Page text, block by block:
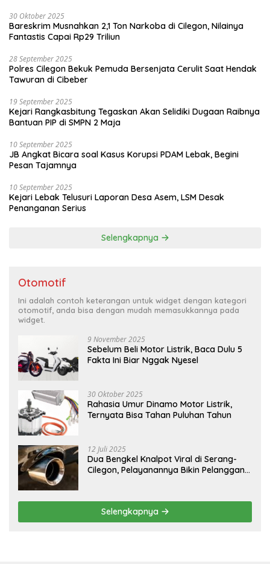
30 Oktober 2025
Bareskrim Musnahkan 2,1 Ton Narkoba di Cilegon, Nilainya
Fantastis Capai Rp29 Triliun
28 September 2025
Polres Cilegon Bekuk Pemuda Bersenjata Cerulit Saat Hendak
Tawuran di Cibeber
19 September 2025
Kejari Rangkasbitung Tegaskan Akan Selidiki Dugaan Raibnya
Bantuan PIP di SMPN 2 Maja
10 September 2025
JB Angkat Bicara soal Kasus Korupsi PDAM Lebak, Begini
Pesan Tajamnya
10 September 2025
Kejari Lebak Telusuri Laporan Desa Asem, LSM Desak
Penanganan Serius
Selengkapnya
Otomotif
Ini adalah contoh keterangan untuk widget dengan kategori
otomotif, anda bisa dengan mudah memasukkannya pada
widget.
9 November 2025
Sebelum Beli Motor Listrik, Baca Dulu 5
Fakta Ini Biar Nggak Nyesel
30 Oktober 2025
Rahasia Umur Dinamo Motor Listrik,
Ternyata Bisa Tahan Puluhan Tahun
12 Juli 2025
Dua Bengkel Knalpot Viral di Serang-
Cilegon, Pelayanannya Bikin Pelanggan
Selengkapnya